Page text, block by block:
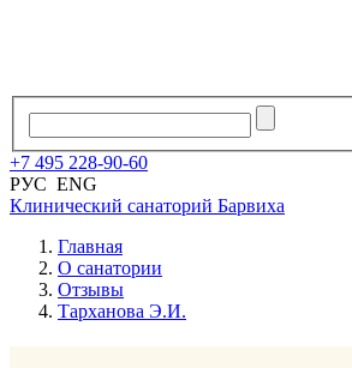
+7 495 228-90-60
РУС ENG
Клинический санаторий Барвиха
Главная
О санатории
Отзывы
Тарханова Э.И.